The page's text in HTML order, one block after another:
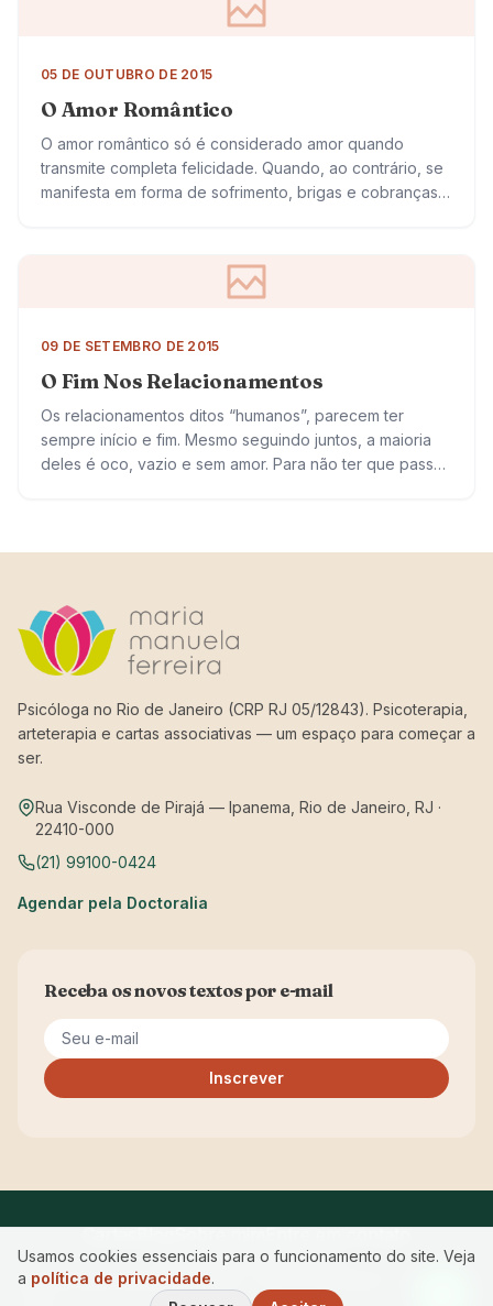
05 DE OUTUBRO DE 2015
O Amor Romântico
O amor romântico só é considerado amor quando
transmite completa felicidade. Quando, ao contrário, se
manifesta em forma de sofrimento, brigas e cobranças,
09 DE SETEMBRO DE 2015
O Fim Nos Relacionamentos
Os relacionamentos ditos “humanos”, parecem ter
sempre início e fim. Mesmo seguindo juntos, a maioria
deles é oco, vazio e sem amor. Para não ter que passar
Psicóloga no Rio de Janeiro (CRP RJ 05/12843). Psicoterapia,
arteterapia e cartas associativas — um espaço para começar a
ser.
Rua Visconde de Pirajá — Ipanema, Rio de Janeiro, RJ ·
22410-000
(21) 99100-0424
Agendar pela Doctoralia
Receba os novos textos por e-mail
Seu e-mail
Inscrever
PrivacidadeAcessibilidade
© 2026 Maria Manuela Ferreira · CRP RJ 05/12843 — Começar
Usamos cookies essenciais para o funcionamento do site. Veja
a política de privacidade.